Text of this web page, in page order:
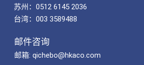
苏州：0512 6145 2036
台湾：003 3589488
邮件咨询
邮箱: qichebo@hkaco.com